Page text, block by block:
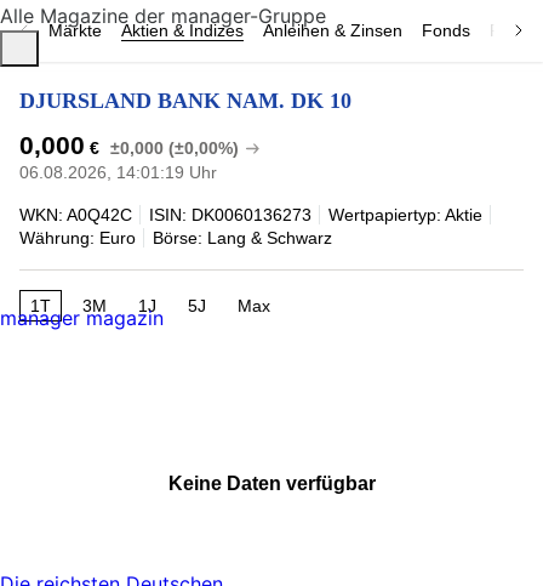
Märkte Aktien & Indizes Anleihen & Zinsen Fonds
DJURSLAND BANK NAM. DK 10
0,000 € ±0,000 (±0,00%)
06.08.2026, 14:01:19 Uhr
WKN: A0Q42C ISIN: DK0060136273
Wertpapiertyp: Aktie
Währung: Euro
Börse: Lang & Schwarz
1T 3M 1J 5J Max
Keine Daten verfügbar
Alle Magazine der manager-Gruppe
manager magazin